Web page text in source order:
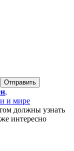
,
и мире
должны узнать
интересно